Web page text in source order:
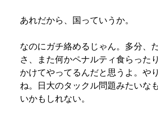
あれだから、国っていうか。
なのにガチ絡めるじゃん。多分、
さ、また何かペナルティ食らった
かけてやってるんだと思うよ。や
ね。日大のタックル問題みたいな
いかもしれない。